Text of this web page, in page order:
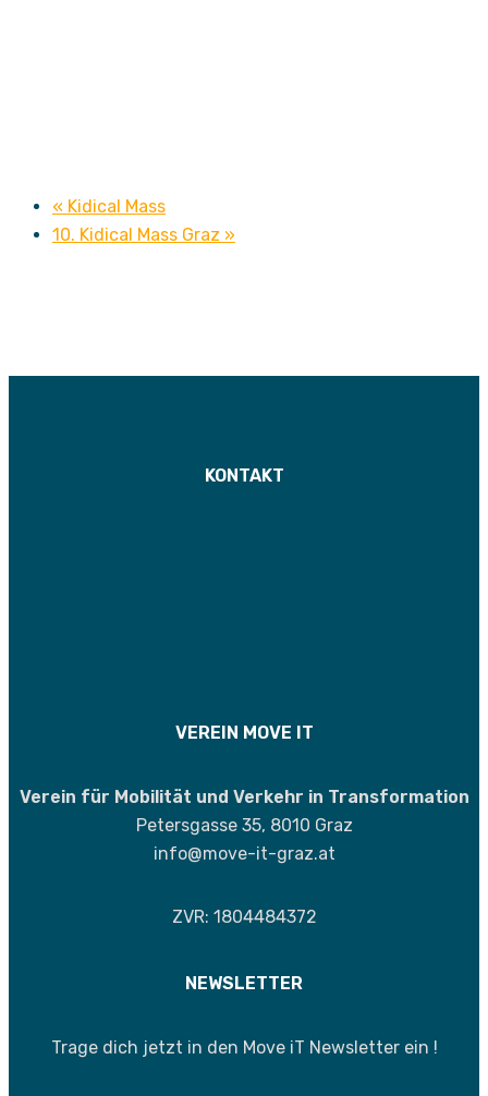
« Kidical Mass
10. Kidical Mass Graz »
KONTAKT
VEREIN MOVE IT
Verein für Mobilität und Verkehr in Transformation
Petersgasse 35, 8010 Graz
info@move-it-graz.at
ZVR: 1804484372
NEWSLETTER
Trage dich jetzt in den Move iT Newsletter ein !